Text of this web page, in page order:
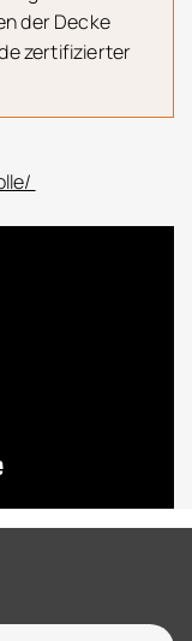
der Decke
zertifizierter